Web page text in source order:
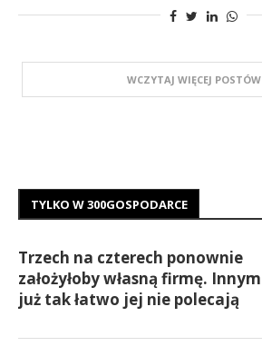
WCZYTAJ WIĘCEJ POSTÓW
TYLKO W 300GOSPODARCE
Trzech na czterech ponownie
założyłoby własną firmę. Innym
już tak łatwo jej nie polecają